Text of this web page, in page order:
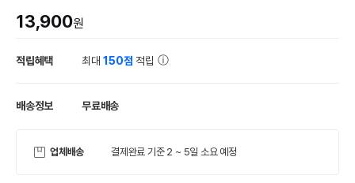
13,900원
적립혜택 최대150점 적립
배송정보 무료배송
업체배송 결제완료 기준 2 ~ 5일 소요 예정